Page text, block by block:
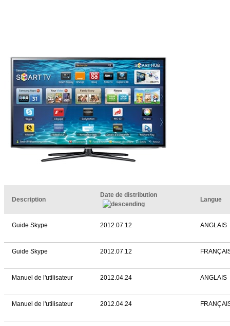
Description
Date de distribution
Langue
Guide Skype 2012.07.12 ANGLAIS
Guide Skype 2012.07.12
Manuel de l'utilisateur 2012.04.24 ANGLAIS
Manuel de l'utilisateur 2012.04.24